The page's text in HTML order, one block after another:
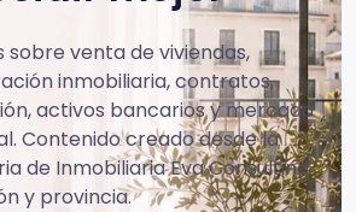
venta de viviendas,
inmobiliaria, contratos,
activos bancarios y mercado
Contenido creado desde la
de Inmobiliaria Eva Consulting
y provincia.